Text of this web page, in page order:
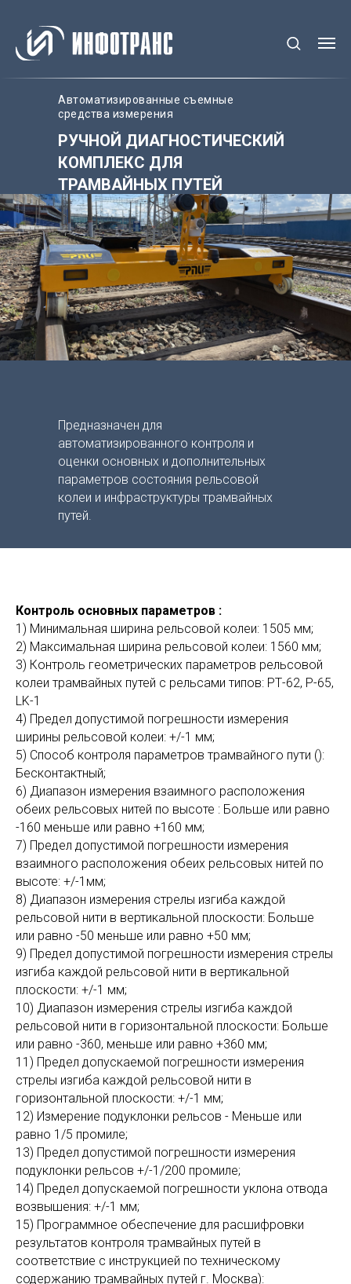
РУЧНОЙ ДИАГНОСТИЧЕСКИЙ
КОМПЛЕКС ДЛЯ
ТРАМВАЙНЫХ ПУТЕЙ
Автоматизированные съемные
средства измерения
Предназначен для
автоматизированного контроля и
оценки основных и дополнительных
параметров состояния рельсовой
колеи и инфраструктуры трамвайных
путей.
Контроль основных параметров :
1) Минимальная ширина рельсовой колеи: 1505 мм;
2) Максимальная ширина рельсовой колеи: 1560 мм;
3) Контроль геометрических параметров рельсовой
колеи трамвайных путей с рельсами типов: РТ-62, Р-65,
LK-1
4) Предел допустимой погрешности измерения
ширины рельсовой колеи: +/-1 мм;
5) Способ контроля параметров трамвайного пути ():
Бесконтактный;
6) Диапазон измерения взаимного расположения
обеих рельсовых нитей по высоте : Больше или равно
-160 меньше или равно +160 мм;
7) Предел допустимой погрешности измерения
взаимного расположения обеих рельсовых нитей по
высоте: +/-1мм;
8) Диапазон измерения стрелы изгиба каждой
рельсовой нити в вертикальной плоскости: Больше
или равно -50 меньше или равно +50 мм;
9) Предел допустимой погрешности измерения стрелы
изгиба каждой рельсовой нити в вертикальной
плоскости: +/-1 мм;
10) Диапазон измерения стрелы изгиба каждой
рельсовой нити в горизонтальной плоскости: Больше
или равно -360, меньше или равно +360 мм;
11) Предел допускаемой погрешности измерения
стрелы изгиба каждой рельсовой нити в
горизонтальной плоскости: +/-1 мм;
12) Измерение подуклонки рельсов - Меньше или
равно 1/5 промиле;
13) Предел допустимой погрешности измерения
подуклонки рельсов +/-1/200 промиле;
14) Предел допускаемой погрешности уклона отвода
возвышения: +/-1 мм;
15) Программное обеспечение для расшифровки
результатов контроля трамвайных путей в
соответствие с инструкцией по техническому
содержанию трамвайных путей г. Москва):